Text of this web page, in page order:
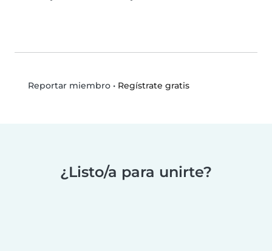
Reportar miembro• Regístrate gratis
¿Listo/a para unirte?